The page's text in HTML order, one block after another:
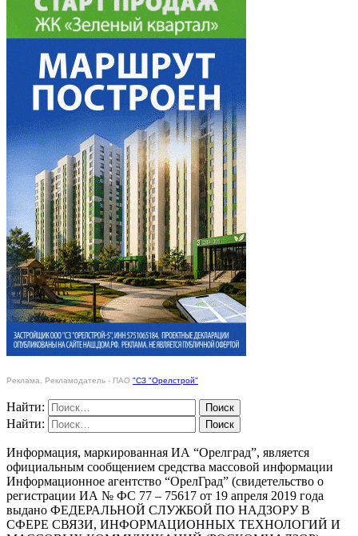
Реклама. Рекламодатель - ПАО "СЗ "Орелстрой"
Найти:
Найти:
Информация, маркированная ИА “Орелград”, является
официальным сообщением средства массовой информации
Информационное агентство “ОрелГрад” (свидетельство о
регистрации ИА № ФС 77 – 75617 от 19 апреля 2019 года
выдано ФЕДЕРАЛЬНОЙ СЛУЖБОЙ ПО НАДЗОРУ В
СФЕРЕ СВЯЗИ, ИНФОРМАЦИОННЫХ ТЕХНОЛОГИЙ И